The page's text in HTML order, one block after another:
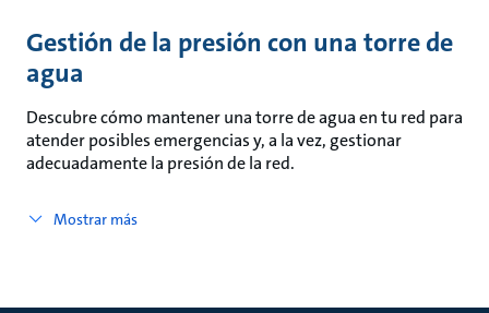
Gestión de la presión con una torre de
agua
Descubre cómo mantener una torre de agua en tu red para
atender posibles emergencias y, a la vez, gestionar
adecuadamente la presión de la red.
Mostrar más